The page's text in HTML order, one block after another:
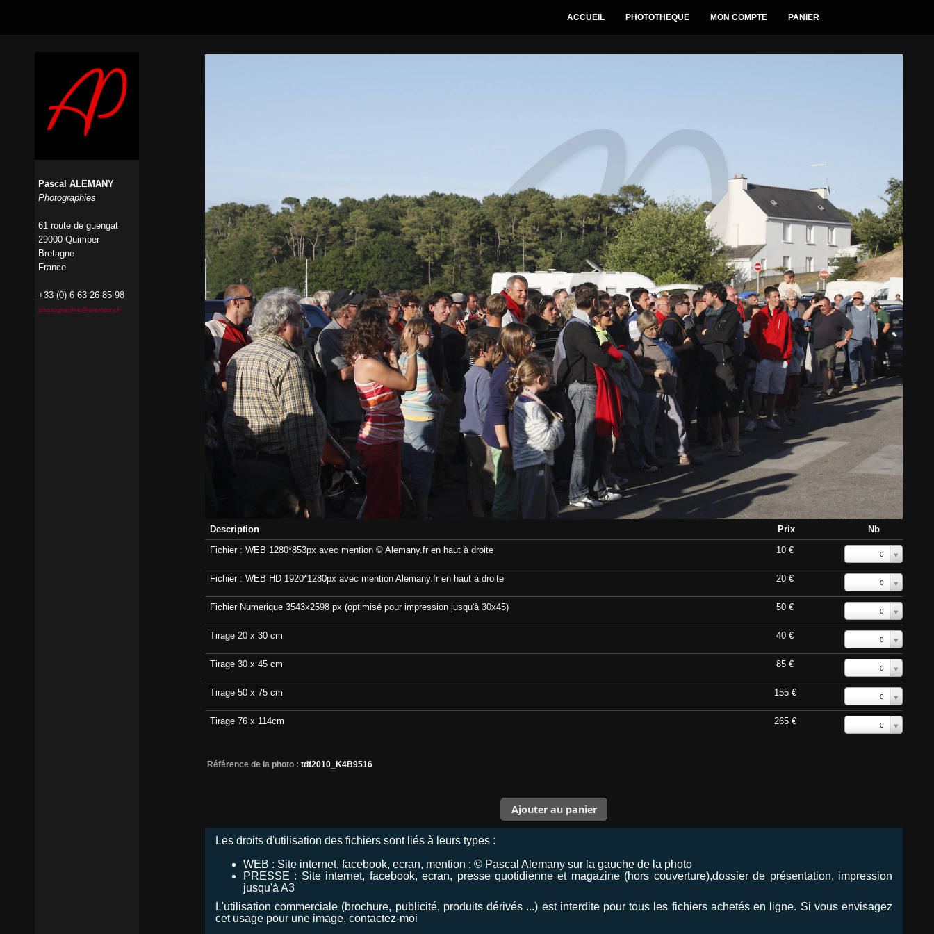
Description Prix
Nb
Fichier : WEB 1280*853px avec mention © Alemany.fr en haut à droite
10 € 0
Fichier : WEB HD 1920*1280px avec mention Alemany.fr en haut à droite 20 € 0
Fichier Numerique 3543x2598 px (optimisé pour impression jusqu'à 30x45) 50 € 0
Tirage 20 x 30 cm 40 € 0
Tirage 30 x 45 cm 85 € 0
Tirage 50 x 75 cm 155 € 0
Tirage 76 x 114cm 265 € 0
Référence de la photo : tdf2010_K4B9516
Les droits d'utilisation des fichiers sont liés à leurs types :
WEB : Site internet, facebook, ecran, mention : © Pascal Alemany sur la gauche de la photo
PRESSE : Site internet, facebook, ecran, presse quotidienne et magazine (hors couverture),dossier de présentation, impression
jusqu'à A3
L'utilisation commerciale (brochure, publicité, produits dérivés ...) est interdite pour tous les fichiers achetés en ligne. Si vous envisagez
cet usage pour une image, contactez-moi
ACCUEIL PHOTOTHEQUE MON COMPTE PANIER
Pascal ALEMANY
Photographies
61 route de guengat
29000 Quimper
Bretagne
France
+33 (0) 6 63 26 85 98
photographie@alemany.fr